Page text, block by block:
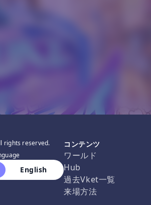
rights reserved.
English
コンテンツ
ワールド
Hub
過去Vket一覧
来場方法